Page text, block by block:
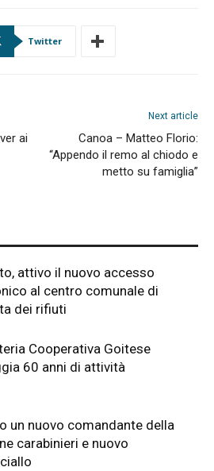
Twitter
ai
Next article
Canoa – Matteo Florio:
“Appendo il remo al chiodo e
metto su famiglia”
attivo il nuovo accesso
al centro comunale di
dei rifiuti
Cooperativa Goitese
60 anni di attività
un nuovo comandante della
carabinieri e nuovo